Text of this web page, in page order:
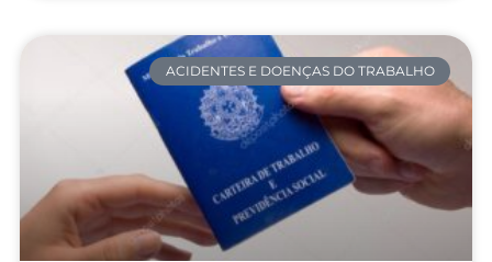
ACIDENTES E DOENÇAS DO TRABALHO